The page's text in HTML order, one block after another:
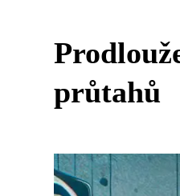
průtahů